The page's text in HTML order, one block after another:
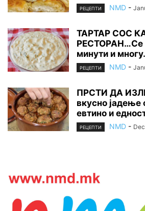
РЕЦЕПТИ NMD -
ТАРТАР СОС
РЕСТОРАН…Се
минути и
РЕЦЕПТИ NMD -
ПРСТИ ДА
вкусно
евтино и
РЕЦЕПТИ NMD -